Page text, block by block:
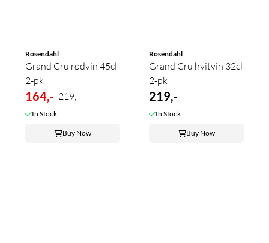
Rosendahl
Grand Cru rødvin 45cl
2-pk
164,- 219,-
In Stock
Buy Now
Rosendahl
Grand Cru hvitvin 32cl
2-pk
219,-
In Stock
Buy Now